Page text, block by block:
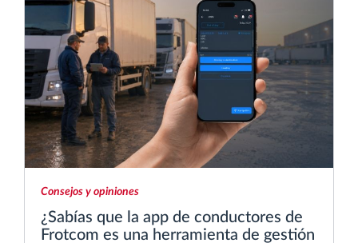
Consejos y opiniones
¿Sabías que la app de conductores de
Frotcom es una herramienta de gestión